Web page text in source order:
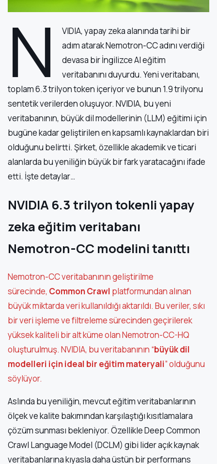
N
VIDIA, yapay zeka alanında tarihi bir
adım atarak Nemotron-CC adını verdiği
devasa bir İngilizce AI eğitim
veritabanını duyurdu. Yeni veritabanı,
toplam 6.3 trilyon token içeriyor ve bunun 1.9 trilyonu
sentetik verilerden oluşuyor. NVIDIA, bu yeni
veritabanının, büyük dil modellerinin (LLM) eğitimi için
bugüne kadar geliştirilen en kapsamlı kaynaklardan biri
olduğunu belirtti. Şirket, özellikle akademik ve ticari
alanlarda bu yeniliğin büyük bir fark yaratacağını ifade
etti. İşte detaylar…
NVIDIA 6.3 trilyon tokenli yapay
zeka eğitim veritabanı
Nemotron-CC modelini tanıttı
Nemotron-CC veritabanının geliştirilme
sürecinde, Common Crawl platformundan alınan
büyük miktarda veri kullanıldığı aktarıldı. Bu veriler, sıkı
bir veri işleme ve filtreleme sürecinden geçirilerek
yüksek kaliteli bir alt küme olan Nemotron-CC-HQ
oluşturulmuş. NVIDIA, bu veritabanının “büyük dil
modelleri için ideal bir eğitim materyali” olduğunu
söylüyor.
Aslında bu yeniliğin, mevcut eğitim veritabanlarının
ölçek ve kalite bakımından karşılaştığı kısıtlamalara
çözüm sunması bekleniyor. Özellikle Deep Common
Crawl Language Model (DCLM) gibi lider açık kaynak
veritabanlarına kıyasla daha üstün bir performans